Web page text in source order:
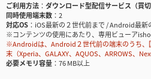
ご利用方法
ダウンロード型配信サービス（買切
同時使用端末数
2
対応OS
iOS最新の２世代前まで / Android最新
※コンテンツの使用にあたり、専用ビューア
※Androidは、Android２世代前の端末のうち、
末（Xperia、GALAXY、AQUOS、ARROWS、
必要メモリ容量
76 MB以上